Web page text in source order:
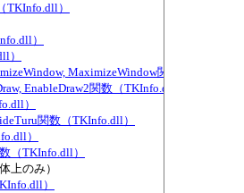
TKInfo.dll）
）
）
MaximizeWindow関数（
EnableDraw2関数（TKInfo.dll）
）
関数（TKInfo.dll）
）
（TKInfo.dll）
上のみ）
）